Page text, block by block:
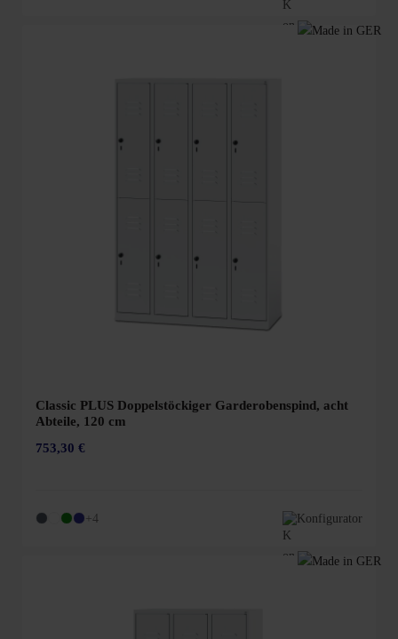
Classic PLUS Doppelstöckiger Garderobenspind, acht
Abteile, 120 cm
753,30 €
+4 Konfigurator